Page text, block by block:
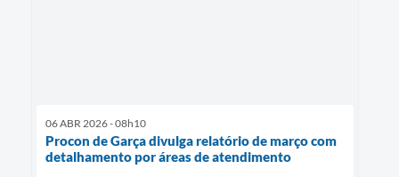
06 ABR 2026 - 08h10
Procon de Garça divulga relatório de março com
detalhamento por áreas de atendimento